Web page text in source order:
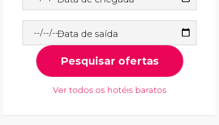
Data de saída
Pesquisar ofertas
Ver todos os hotéis baratos